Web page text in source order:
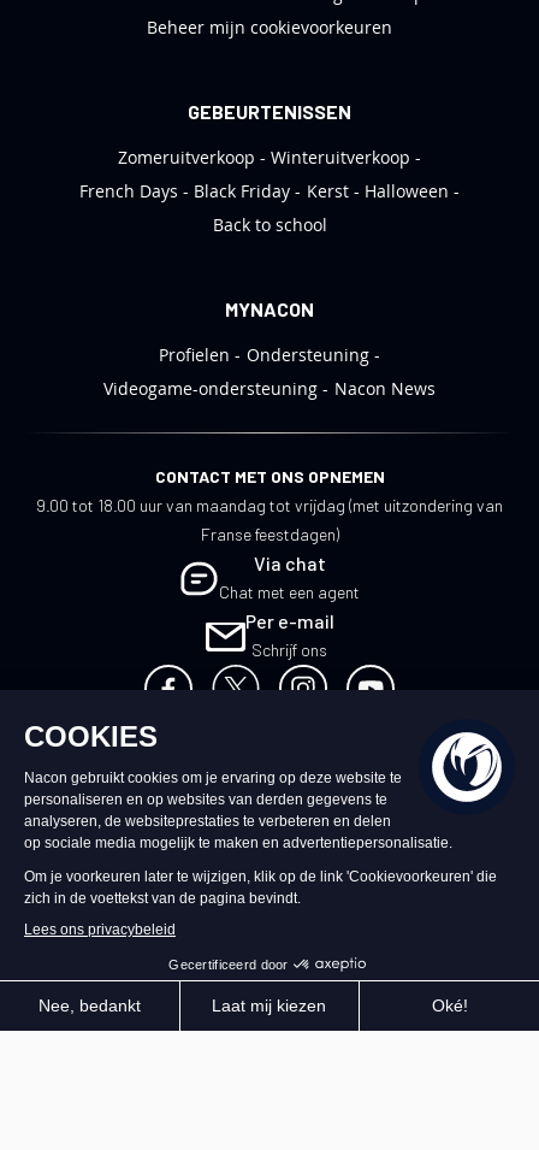
Beheer mijn cookievoorkeuren
GEBEURTENISSEN
Zomeruitverkoop
Winteruitverkoop
French Days
Black Friday Kerst
Halloween
Back to school
MYNACON
Profielen
Ondersteuning
Videogame-ondersteuning
Nacon News
CONTACT MET ONS OPNEMEN
9.00 tot 18.00 uur van maandag tot vrijdag (met uitzondering van
Franse feestdagen)
Via chat
Chat met een agent
Per e-mail
Schrijf ons
NL
©2026 – Nacon | NACON™ is een
geregistreerd handelsmerk. Alle rechten